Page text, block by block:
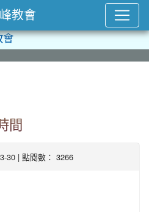
間
30 | 點閱數： 3266
教會